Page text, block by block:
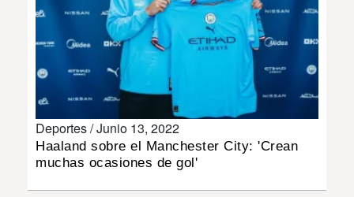
SHOW
DEPORTES
Deportes /Junio 13, 2022
Haaland sobre el Manchester City: 'Crean
muchas ocasiones de gol'